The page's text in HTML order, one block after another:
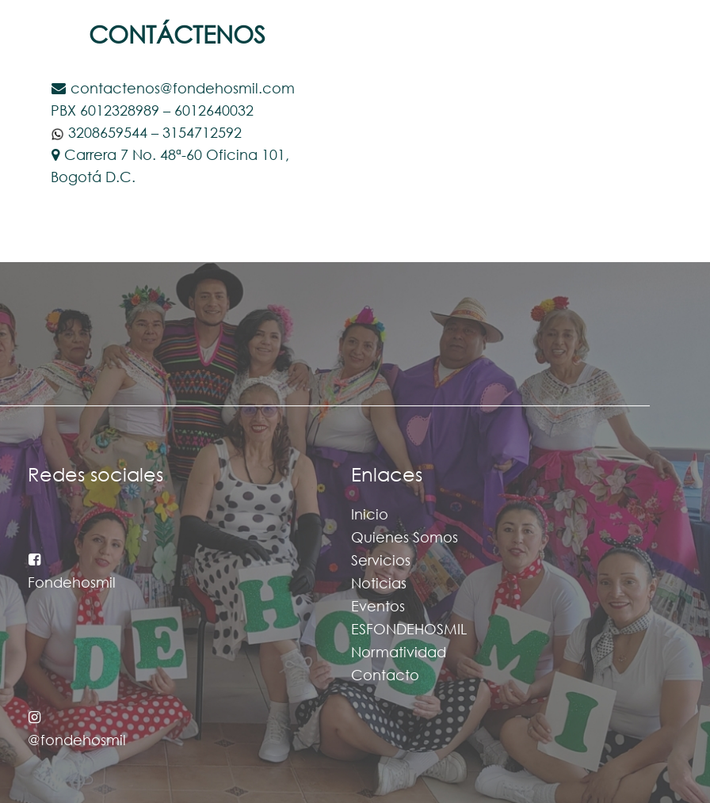
CONTÁCTENOS
contactenos@fondehosmil.com
PBX 6012328989 – 6012640032
3208659544 – 3154712592
Carrera 7 No. 48ª-60 Oficina 101,
Bogotá D.C.
Redes sociales
Fondehosmil
@fondehosmil
Enlaces
Inicio
Quienes Somos
Servicios
Noticias
Eventos
ESFONDEHOSMIL
Normatividad
Contacto